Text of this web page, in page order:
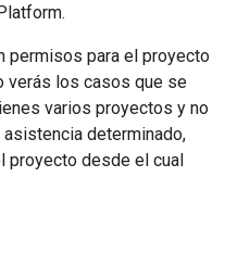
permisos para el proyecto
verás los casos que se
varios proyectos y no
determinado,
proyecto desde el cual